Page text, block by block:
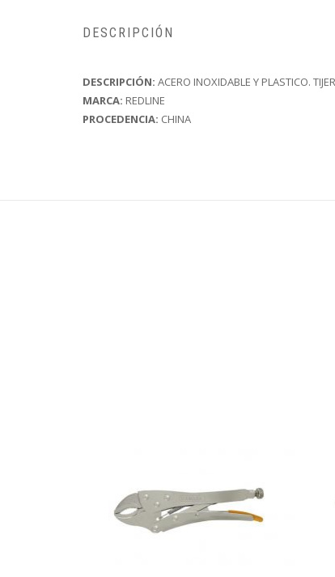
DESCRIPCIÓN
DESCRIPCIÓN: ACERO INOXIDABLE Y PLASTICO.
MARCA: REDLINE
PROCEDENCIA: CHINA